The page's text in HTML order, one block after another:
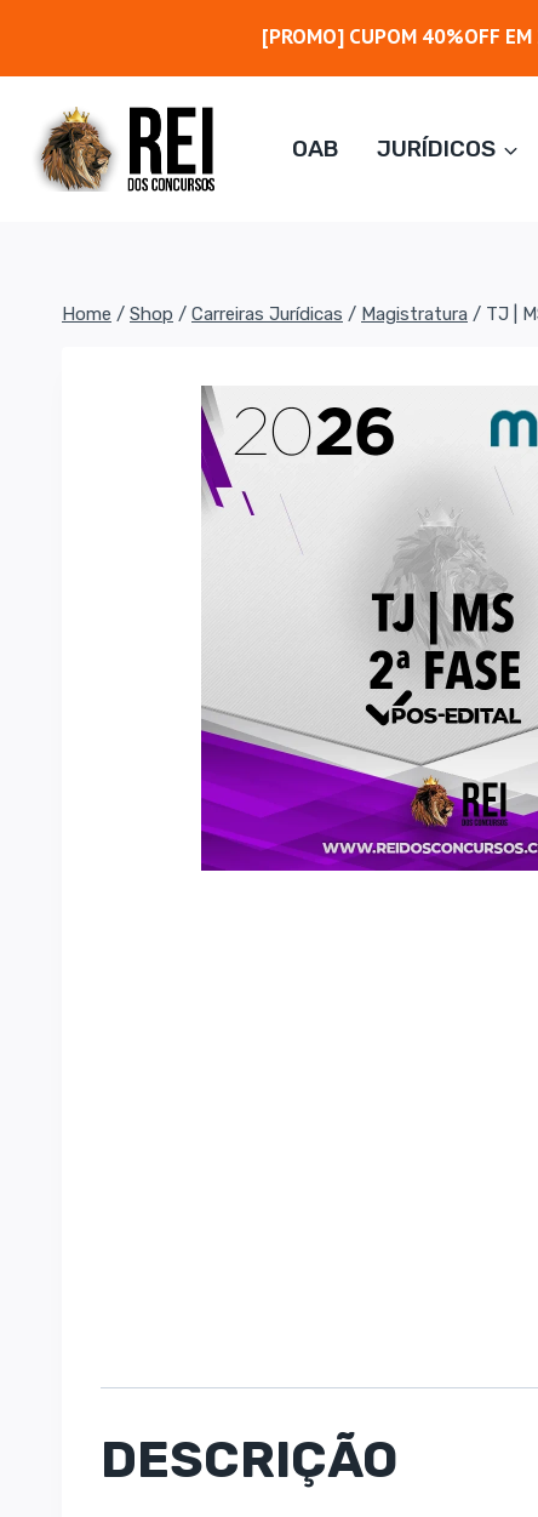
o
Conteúdo
[PROMO] CUPOM 40%OFF
OAB JURÍDICOS
Home / Shop / Carreiras Jurídicas / Magistratura / TJ |
DESCRIÇÃO